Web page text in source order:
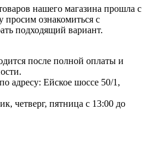
нашего магазина прошла с
просим ознакомиться с
подходящий вариант.
после полной оплаты и
адресу: Ейское шоссе 50/1,
четверг, пятница с 13:00 до